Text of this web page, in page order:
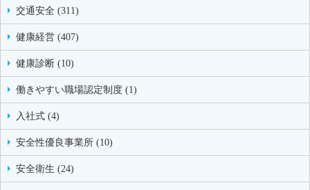
交通安全 (311)
健康経営 (407)
健康診断 (10)
働きやすい職場認定制度 (1)
入社式 (4)
安全性優良事業所 (10)
安全衛生 (24)